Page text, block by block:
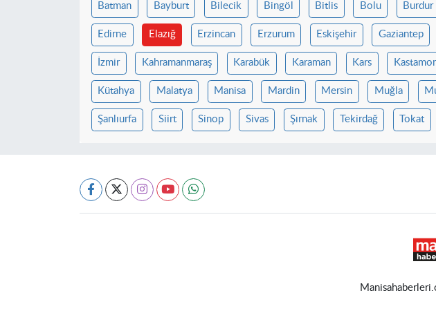
Batman Bayburt Bilecik Bingöl Bitlis Bolu Burdur
Edirne Elazığ Erzincan Erzurum Eskişehir Gaziantep
İzmir Kahramanmaraş Karabük Karaman Kars
Kütahya Malatya Manisa Mardin Mersin Muğla
Şanlıurfa Siirt Sinop Sivas Şırnak Tekirdağ Tokat